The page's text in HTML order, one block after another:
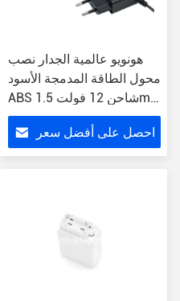
هونويو عالمية الجدار نصب
محول الطاقة المدمجة الأسود
ABS شاحن 12 فولت 1.5m
كفاءة السلك
احصل على أفضل سعر